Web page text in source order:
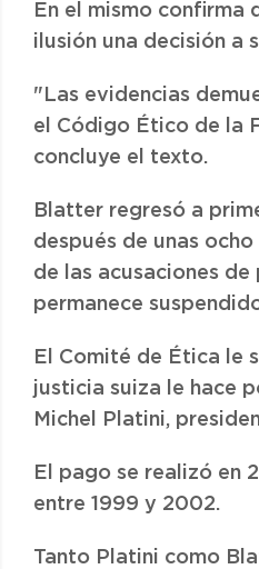
En el mismo
ilusión una decisión a
"Las evidencias
el Código Ético de la
concluye el texto.
Blatter regresó a
después de unas
de las acusaciones
permanece
El Comité de Ética le
justicia suiza le hace
Michel Platini,
El pago se realizó en
entre 1999 y 2002.
Tanto Platini como